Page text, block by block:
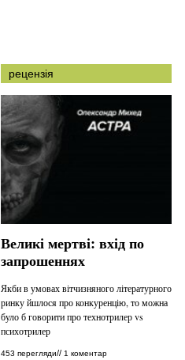
рецензія
Великі мертві: вхід по
запрошеннях
Якби в умовах вітчизняного літературного
ринку йшлося про конкуренцію, то можна
було б говорити про технотрилер vs
психотрилер
453 перегляди// 1 коментар